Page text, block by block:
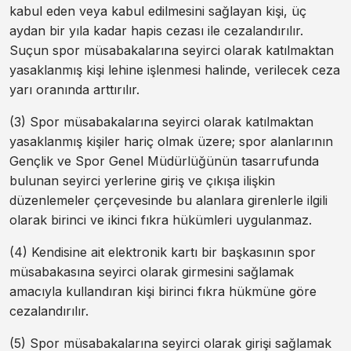
kabul eden veya kabul edilmesini sağlayan kişi, üç
aydan bir yıla kadar hapis cezası ile cezalandırılır.
Suçun spor müsabakalarına seyirci olarak katılmaktan
yasaklanmış kişi lehine işlenmesi halinde, verilecek ceza
yarı oranında arttırılır.
(3) Spor müsabakalarına seyirci olarak katılmaktan
yasaklanmış kişiler hariç olmak üzere; spor alanlarının
Gençlik ve Spor Genel Müdürlüğünün tasarrufunda
bulunan seyirci yerlerine giriş ve çıkışa ilişkin
düzenlemeler çerçevesinde bu alanlara girenlerle ilgili
olarak birinci ve ikinci fıkra hükümleri uygulanmaz.
(4) Kendisine ait elektronik kartı bir başkasının spor
müsabakasına seyirci olarak girmesini sağlamak
amacıyla kullandıran kişi birinci fıkra hükmüne göre
cezalandırılır.
(5) Spor müsabakalarına seyirci olarak girişi sağlamak